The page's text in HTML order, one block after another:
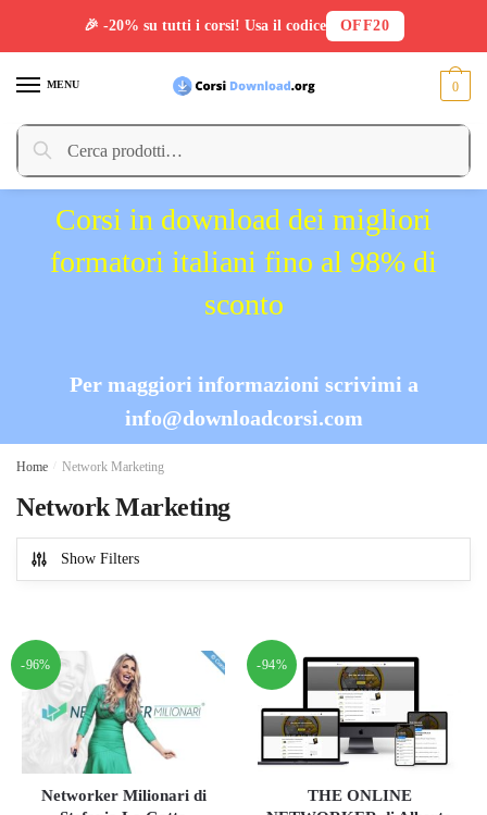
MENU
Cerca:
Cerca
0
Corsi in download dei migliori
formatori italiani fino al 98% di
sconto
Per maggiori informazioni scrivimi a
info@downloadcorsi.com
Home Network Marketing
Network Marketing
Show Filters
-96%
Networker Milionari di
-94%
THE ONLINE
🎉 -20% su tutti i corsi! Usa il codice OFF20